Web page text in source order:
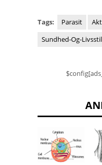
Tags: Parasit
Sundhed-Og-Livsstil